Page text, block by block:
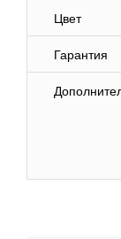
Цвет
Гарантия